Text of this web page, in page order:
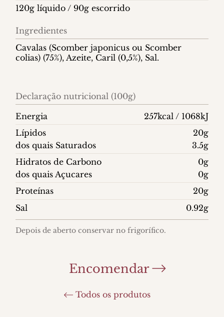
120g líquido / 90g escorrido
Ingredientes
Cavalas (Scomber japonicus ou Scomber
colias) (75%), Azeite, Caril (0,5%), Sal.
Declaração nutricional (100g)
Energia
257kcal / 1068kJ
Lípidos
20g
dos quais Saturados
3.5g
Hidratos de Carbono
0g
dos quais Açucares
0g
Proteínas
20g
Sal
0.92g
Depois de aberto conservar no frigorífico.
Encomendar
Todos os produtos